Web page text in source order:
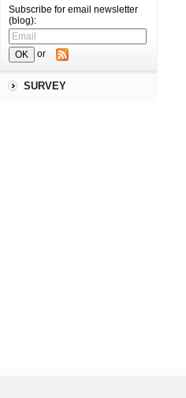
Subscribe for email newsletter
(blog):
or
SURVEY